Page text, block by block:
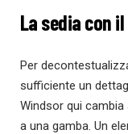
La sedia con
Per
sufficiente un
Windsor qui
a una gamba. Un